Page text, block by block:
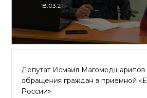
18.03.21
Депутат Исмаил Магомедшарипов
обращения граждан в приемной
России»